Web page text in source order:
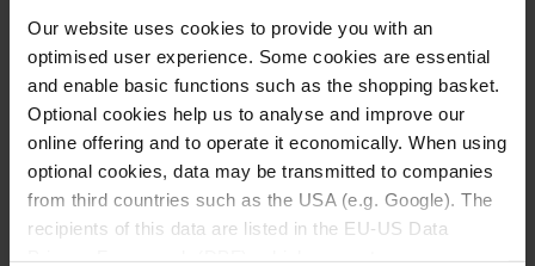
Our website uses cookies to provide you with an
optimised user experience. Some cookies are essential
and enable basic functions such as the shopping basket.
Optional cookies help us to analyse and improve our
online offering and to operate it economically. When using
optional cookies, data may be transmitted to companies
from third countries such as the USA (e.g. Google). The
recipients of this data are listed in the EU-US Data
¡Sé diferente! es una línea de cuidado con aroma
afrutado para los jóvenes y los jóvenes de corazón.
La colección para el cuidado de la piel se caracteriza
por sus toques de lima ácida, sandía afrutada, bayas
calmantes, menta vigorizante y el aroma de la
naranja dulce que te hará sentir bien en tu día
perfecto.